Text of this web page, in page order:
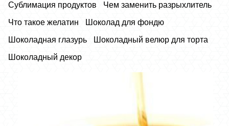
Сублимация продуктов
Чем заменить разрыхлитель
Что такое желатин
Шоколад для фондю
Шоколадная глазурь
Шоколадный велюр для торта
Шоколадный декор